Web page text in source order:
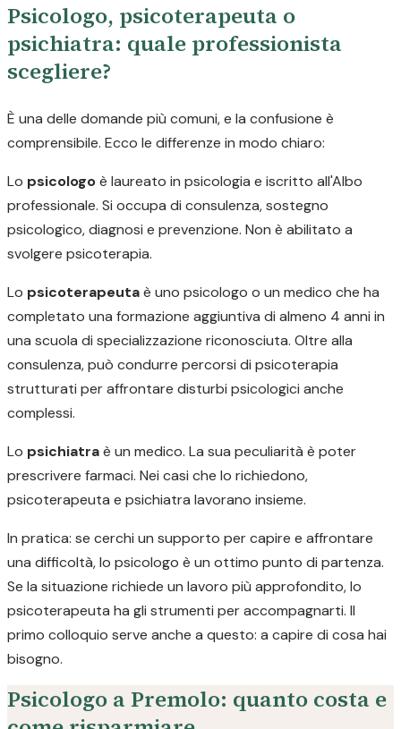
Psicologo, psicoterapeuta o
psichiatra: quale professionista
scegliere?
È una delle domande più comuni, e la confusione è
comprensibile. Ecco le differenze in modo chiaro:
Lo psicologoè laureato in psicologia e iscritto all'Albo
professionale. Si occupa di consulenza, sostegno
psicologico, diagnosi e prevenzione. Non è abilitato a
svolgere psicoterapia.
Lo psicoterapeutaè uno psicologo o un medico che ha
completato una formazione aggiuntiva di almeno 4 anni in
una scuola di specializzazione riconosciuta. Oltre alla
consulenza, può condurre percorsi di psicoterapia
strutturati per affrontare disturbi psicologici anche
complessi.
Lo psichiatraè un medico. La sua peculiarità è poter
prescrivere farmaci. Nei casi che lo richiedono,
psicoterapeuta e psichiatra lavorano insieme.
In pratica: se cerchi un supporto per capire e affrontare
una difficoltà, lo psicologo è un ottimo punto di partenza.
Se la situazione richiede un lavoro più approfondito, lo
psicoterapeuta ha gli strumenti per accompagnarti. Il
primo colloquio serve anche a questo: a capire di cosa hai
bisogno.
Psicologo a Premolo: quanto costa e